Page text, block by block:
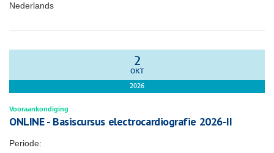
Nederlands
2
OKT
2026
Vooraankondiging
ONLINE - Basiscursus electrocardiografie 2026-II
Periode: